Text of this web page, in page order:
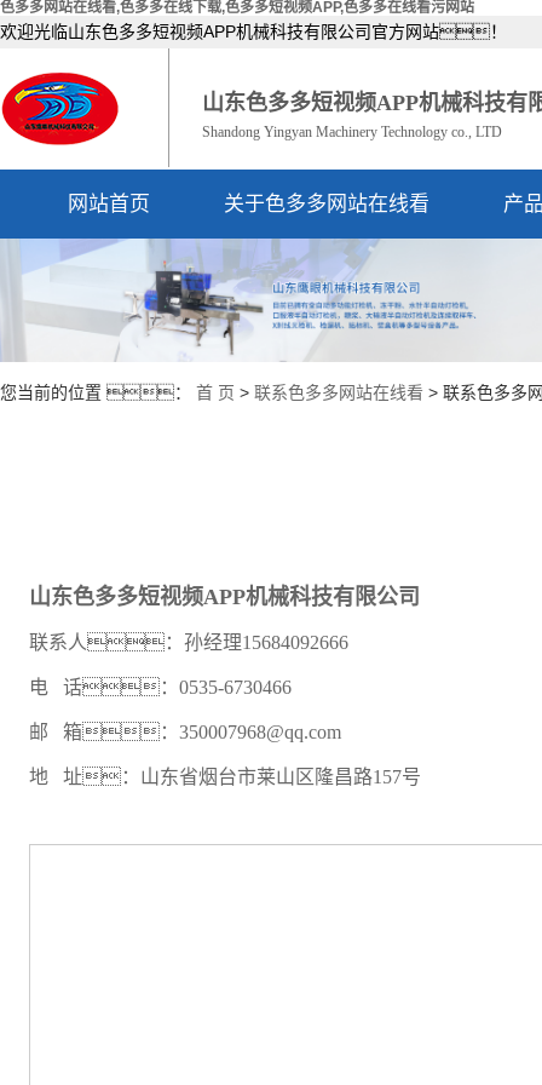
色多多网站在线看,色多多在线下载,色多多短视频APP,色多多在线看污网站
欢迎光临山东色多多短视频APP机械科技有限公司官方网站！
山东色多多短视频APP机械科技有
Shandong Yingyan Machinery Technology co., LTD
网站首页 关于色多多网站在线看
公司简介
资质荣誉
产
您当前的位置 ： 首 页 > 联系色多多网站在线看 > 联系色多多
山东色多多短视频APP机械科技有限公司
联系人：孙经理15684092666
电 话：0535-6730466
邮 箱：350007968@qq.com
地 址：山东省烟台市莱山区隆昌路157号